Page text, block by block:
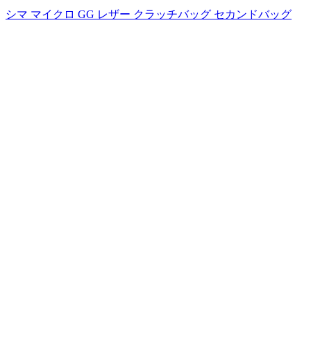
シマ マイクロ GG レザー クラッチバッグ セカンドバッグ